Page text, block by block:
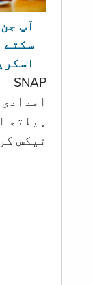
آپ
سکتے
SNAP
‏ہیلتھ
ٹیکس